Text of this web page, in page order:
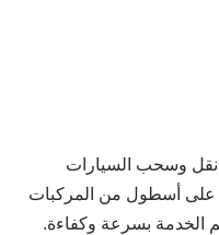
وسحب السيارات
على أسطول من المركبات
الخدمة بسرعة وكفاءة.